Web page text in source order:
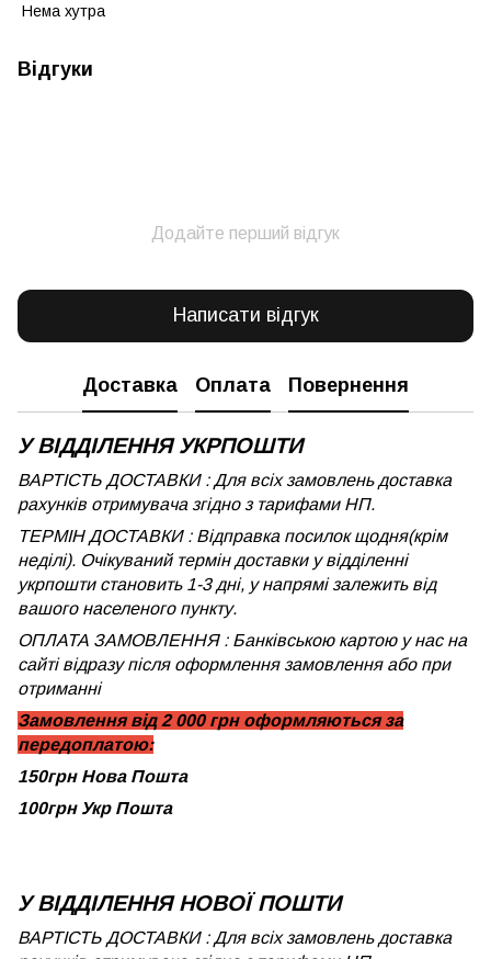
Нема хутра
Відгуки
Додайте перший відгук
Написати відгук
Доставка Оплата Повернення
У ВІДДІЛЕННЯ УКРПОШТИ
ВАРТІСТЬ ДОСТАВКИ : Для всіх замовлень доставка
рахунків отримувача згідно з тарифами НП.
ТЕРМІН ДОСТАВКИ : Відправка посилок щодня(крім
неділі). Очікуваний термін доставки у відділенні
укрпошти становить 1-3 дні, у напрямі залежить від
вашого населеного пункту.
ОПЛАТА ЗАМОВЛЕННЯ : Банківською картою у нас на
сайті відразу після оформлення замовлення або при
отриманні
Замовлення від 2 000 грн оформляються за
передоплатою:
150грн Нова Пошта
100грн Укр Пошта
У ВІДДІЛЕННЯ НОВОЇ ПОШТИ
ВАРТІСТЬ ДОСТАВКИ : Для всіх замовлень доставка